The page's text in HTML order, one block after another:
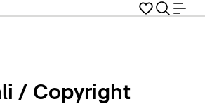
/ Copyright